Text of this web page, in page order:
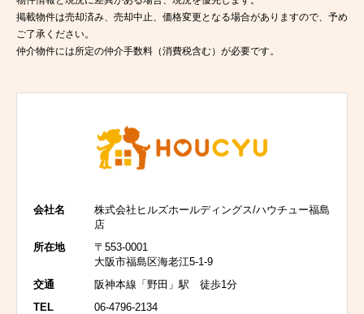
掲載物件は売却済み、売却中止、価格変更となる場合がありますので、予め
ご了承ください。
仲介物件には所定の仲介手数料（消費税含む）が必要です。
会社名
株式会社ヒルズホールディングス/ハウチュー福島
店
所在地
〒553-0001
大阪市福島区海老江5-1-9
交通
阪神本線「野田」駅 徒歩1分
TEL
06-4796-2134